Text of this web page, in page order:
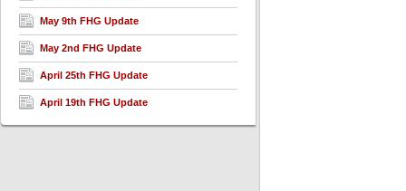
May 9th FHG Update
May 2nd FHG Update
April 25th FHG Update
April 19th FHG Update